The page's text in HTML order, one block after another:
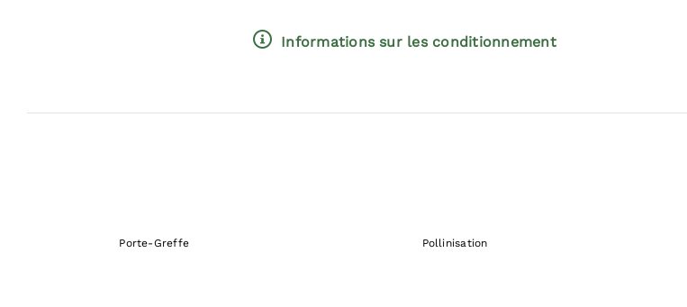
Informations sur les conditionnement
Porte-Greffe Pollinisation